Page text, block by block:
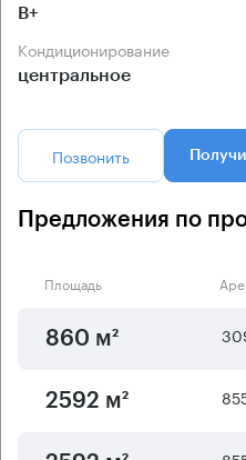
B+
Кондиционирование
центральное
Позвонить
Предложения по
Площадь
860 м²
2592 м²